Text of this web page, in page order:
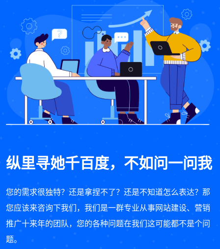
纵里寻她千百度，不如问一问我
您的需求很独特？还是拿捏不了？还是不知道怎么表达？那
您应该来咨询下我们，我们是一群专业从事网站建设、营销
推广十来年的团队，您的各种问题在我们这可能都不是个问
题。